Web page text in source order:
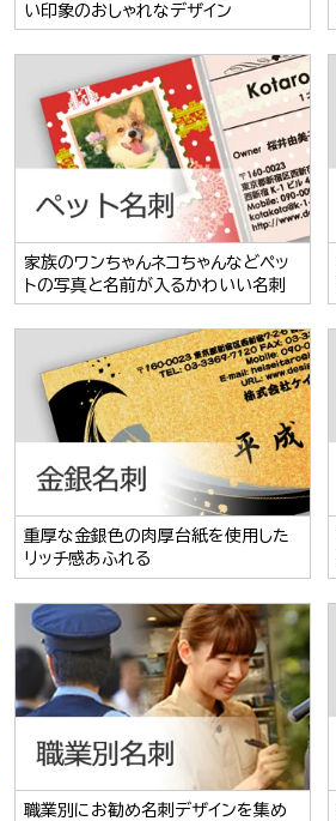
い印象のおしゃれなデザイン
家族のワンちゃんネコちゃんなどペッ
トの写真と名前が入るかわいい名刺
重厚な金銀色の肉厚台紙を使用した
リッチ感あふれる
職業別にお勧め名刺デザインを集め